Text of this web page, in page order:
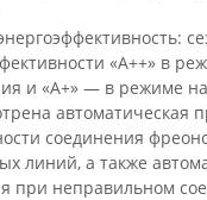
«А++» в
и «А+» — в режиме
автоматическая
соединения
линий, а также
при неправильном